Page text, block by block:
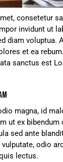
consetetur
invidunt ut
diam voluptua.
et ea
sanctus est
magna, id
ut ex
sed ante
odio
lectus.